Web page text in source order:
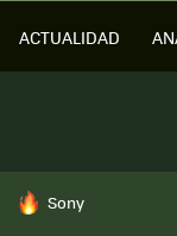
ACTUALIDAD
HOY SE HABLA DE
Sony